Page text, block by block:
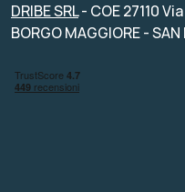
DRIBE SRL- COE 27110
BORGO MAGGIORE -